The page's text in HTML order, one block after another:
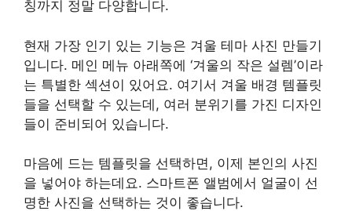
칭까지 정말 다양합니다.
현재 가장 인기 있는 기능은 겨울 테마 사진 만들기
입니다. 메인 메뉴 아래쪽에 ‘겨울의 작은 설렘’이라
는 특별한 섹션이 있어요. 여기서 겨울 배경 템플릿
들을 선택할 수 있는데, 여러 분위기를 가진 디자인
들이 준비되어 있습니다.
마음에 드는 템플릿을 선택하면, 이제 본인의 사진
을 넣어야 하는데요. 스마트폰 앨범에서 얼굴이 선
명한 사진을 선택하는 것이 좋습니다.